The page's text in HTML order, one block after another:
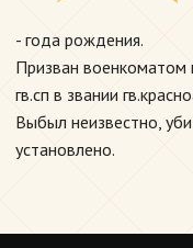
- года рождения.
Призван военкоматом
гв.сп в звании
Выбыл неизвестно,
установлено.